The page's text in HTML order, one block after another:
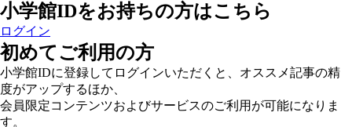
小学館IDをお持ちの方はこちら
ログイン
初めてご利用の方
小学館IDに登録してログインいただくと、オススメ記事の精
度がアップするほか、
会員限定コンテンツおよびサービスのご利用が可能になりま
す。